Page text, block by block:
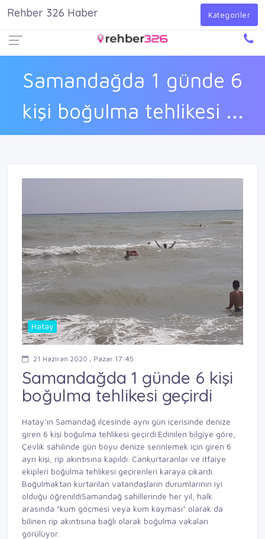
Giriş Yap
Samandağda 1 günde 6
kişi boğulma tehlikesi ...
Rehber 326 Haber Kategoriler
Hatay
21 Haziran 2020 , Pazar 17:45
Samandağda 1 günde 6 kişi
boğulma tehlikesi geçirdi
Hatay’ın Samandağ ilçesinde aynı gün içerisinde denize
giren 6 kişi boğulma tehlikesi geçirdi.Edinilen bilgiye göre,
Çevlik sahilinde gün boyu denize serinlemek için giren 6
ayrı kişi, rip akıntısına kapıldı. Cankurtaranlar ve itfaiye
ekipleri boğulma tehlikesi geçirenleri karaya çıkardı.
Boğulmaktan kurtarılan vatandaşların durumlarının iyi
olduğu öğrenildiSamandağ sahillerinde her yıl, halk
arasında "kum göçmesi veya kum kayması" olarak da
bilinen rip akıntısına bağlı olarak boğulma vakaları
görülüyor.